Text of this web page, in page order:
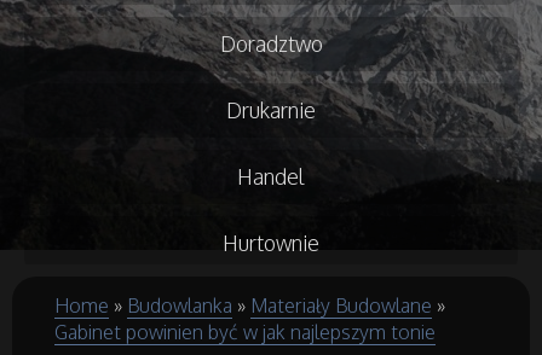
Doradztwo
Drukarnie
Handel
Hurtownie
Kredyty, Leasing
Home » Budowlanka » Materiały Budowlane »
Gabinet powinien być w jak najlepszym tonie